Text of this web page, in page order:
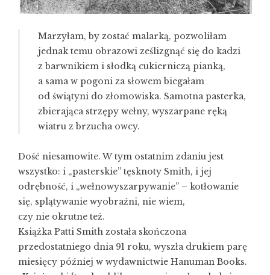
Marzyłam, by zostać malarką, pozwoliłam
jednak temu obrazowi ześlizgnąć się do kadzi
z barwnikiem i słodką cukierniczą pianką,
a sama w pogoni za słowem biegałam
od świątyni do złomowiska. Samotna pasterka,
zbierająca strzępy wełny, wyszarpane ręką
wiatru z brzucha owcy.
Dość niesamowite. W tym ostatnim zdaniu jest
wszystko: i „pasterskie” tęsknoty Smith, i jej
odrębność, i „wełnowyszarpywanie” – kotłowanie
się, splątywanie wyobraźni, nie wiem,
czy nie okrutne też.
Książka Patti Smith została skończona
przedostatniego dnia 91 roku, wyszła drukiem parę
miesięcy później w wydawnictwie Hanuman Books.